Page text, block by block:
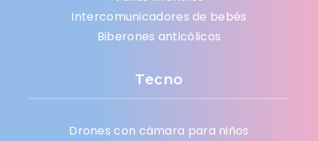
Intercomunicadores de bebés
Biberones anticólicos
Tecno
Drones con cámara para niños